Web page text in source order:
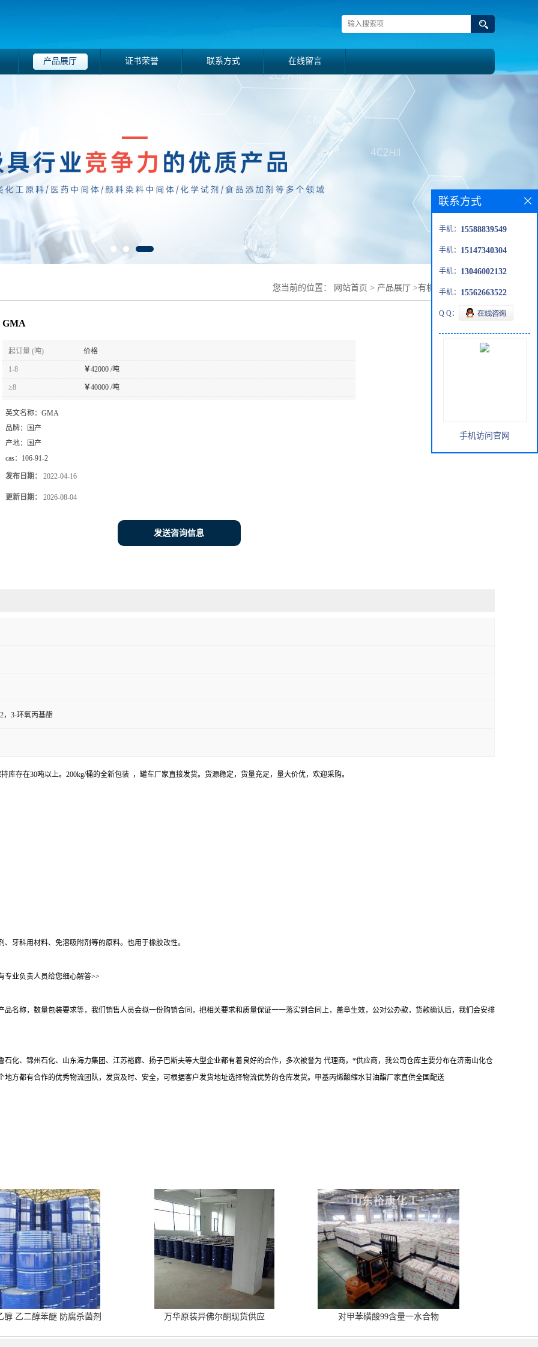
产品展厅 证书荣誉 联系方式 在线留言
您当前的位置： 网站首页 > 产品展厅 >有机化工原料>GMA
GMA
起订量 (吨) 价格
1-8 ￥42000 /吨
≥8 ￥40000 /吨
英文名称： GMA
品牌：
国产
产地：
国产
cas： 106-91-2
发布日期： 2022-04-16
更新日期： 2026-08-04
发送咨询信息
，3-环氧丙基酯
库存在30吨以上。200kg/桶的全新包装 ，罐车厂家直接发货。货源稳定，货量充足，量大价优，欢迎采购。
牙科用材料、免溶吸附剂等的原料。也用于橡胶改性。
专业负责人员给您细心解答>>
名称，数量包装要求等，我们销售人员会拟一份购销合同，把相关要求和质量保证一一落实到合同上，盖章生效，公对公办款，货款确认后，我们会安排
化、锦州石化、山东海力集团、江苏裕廊、扬子巴斯夫等大型企业都有着良好的合作，多次被誉为 代理商，*供应商，我公司仓库主要分布在济南山化仓
方都有合作的优秀物流团队，发货及时、安全，可根据客户发货地址选择物流优势的仓库发货。甲基丙烯酸缩水甘油酯厂家直供全国配送
醇 乙二醇苯醚 防腐杀菌剂 万华原装异佛尔酮现货供应 对甲苯磺酸99含量一水合物
联系方式
手机： 15588839549
手机： 15147340304
手机： 13046002132
手机： 15562663522
Q Q：
手机访问官网